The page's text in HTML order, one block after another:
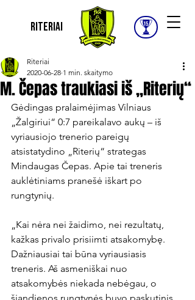
Riteriai
M. Čepas traukiasi iš „Riterių“
Riteriai
2020-06-28 1 min. skaitymo
Gėdingas pralaimėjimas Vilniaus
„Žalgiriui“ 0:7 pareikalavo aukų – iš
vyriausiojo trenerio pareigų
atsistatydino „Riterių“ strategas
Mindaugas Čepas. Apie tai treneris
auklėtiniams pranešė iškart po
rungtynių.
„Kai nėra nei žaidimo, nei rezultatų,
kažkas privalo prisiimti atsakomybę.
Dažniausiai tai būna vyriausiasis
treneris. Aš asmeniškai nuo
atsakomybės niekada nebėgau, o